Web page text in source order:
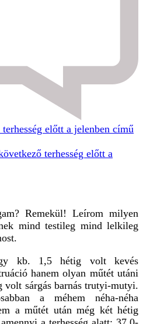
előtt a jelenben című
terhesség előtt a
Remekül! Leírom milyen
mind testileg mind lelkileg
kb. 1,5 hétig volt kevés
hanem olyan műtét utáni
volt sárgás barnás trutyi-mutyi.
a méhem néha-néha
a műtét után még két hétig